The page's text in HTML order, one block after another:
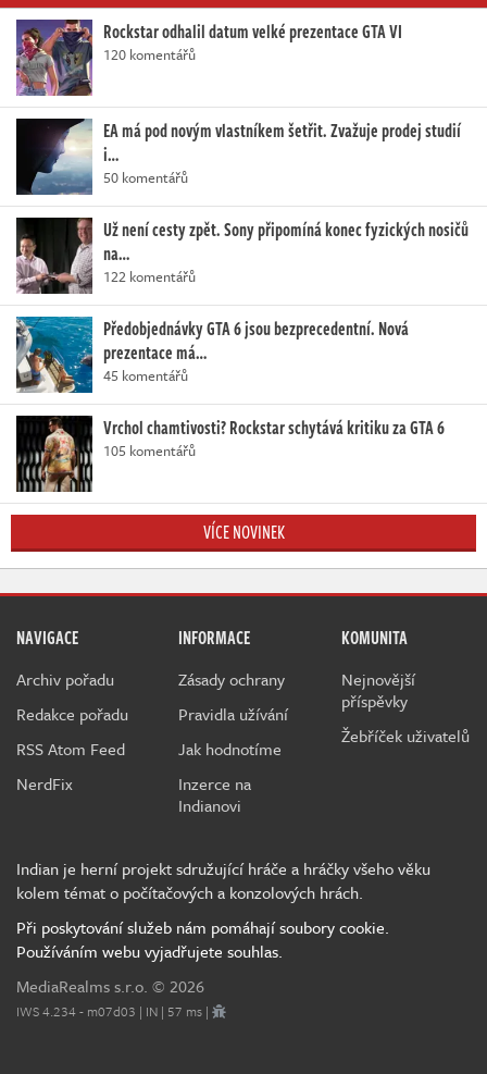
Rockstar odhalil datum velké prezentace GTA VI
120 komentářů
EA má pod novým vlastníkem šetřit. Zvažuje prodej studií
i…
50 komentářů
Už není cesty zpět. Sony připomíná konec fyzických nosičů
na…
122 komentářů
Předobjednávky GTA 6 jsou bezprecedentní. Nová
prezentace má…
45 komentářů
Vrchol chamtivosti? Rockstar schytává kritiku za GTA 6
105 komentářů
VÍCE NOVINEK
NAVIGACE
Archiv pořadu
Redakce pořadu
RSS Atom Feed
NerdFix
INFORMACE
Zásady ochrany
Pravidla užívání
Jak hodnotíme
Inzerce na
Indianovi
KOMUNITA
Nejnovější
příspěvky
Žebříček uživatelů
Indian je herní projekt sdružující hráče a hráčky všeho věku
kolem témat o počítačových a konzolových hrách.
Při poskytování služeb nám pomáhají soubory cookie.
Používáním webu vyjadřujete souhlas.
MediaRealms s.r.o. © 2026
IWS 4.234 - m07d03 | IN | 57 ms |